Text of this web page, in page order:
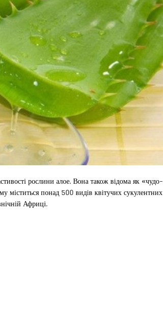
рослини алое. Вона також відома як «чудо-
міститься понад 500 видів квітучих сукулентних
Африці.